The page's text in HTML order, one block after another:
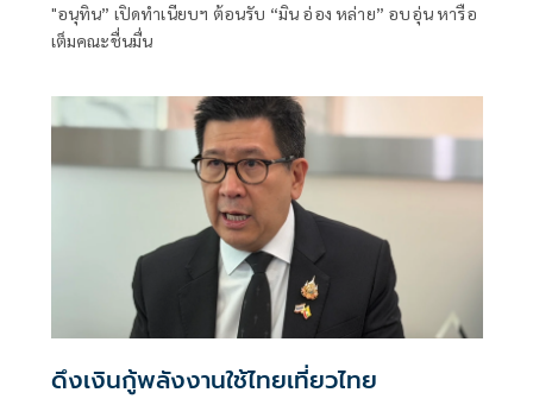
"อนุทิน” เปิดทำเนียบฯ ต้อนรับ “มิน อ่อง หล่าย” อบอุ่น หารือ
เต็มคณะชื่นมื่น
ดึงเงินกู้พลังงานใช้ไทยเที่ยวไทย